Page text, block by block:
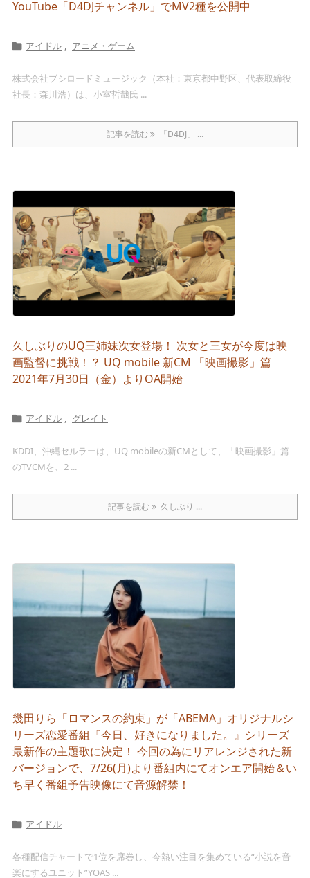
YouTube「D4DJチャンネル」でMV2種を公開中
 アイドル , アニメ・ゲーム
株式会社ブシロードミュージック（本社：東京都中野区、代表取締役
社長：森川浩）は、小室哲哉氏 ...
記事を読む 「D4DJ」 ...
久しぶりのUQ三姉妹次女登場！ 次女と三女が今度は映
画監督に挑戦！？ UQ mobile 新CM 「映画撮影」篇
2021年7月30日（金）よりOA開始
 アイドル , グレイト
KDDI、沖縄セルラーは、UQ mobileの新CMとして、「映画撮影」篇
のTVCMを、2 ...
記事を読む 久しぶり ...
幾田りら「ロマンスの約束」が「ABEMA」オリジナルシ
リーズ恋愛番組『今日、好きになりました。』シリーズ
最新作の主題歌に決定！ 今回の為にリアレンジされた新
バージョンで、7/26(月)より番組内にてオンエア開始＆い
ち早く番組予告映像にて音源解禁！
 アイドル
各種配信チャートで1位を席巻し、今熱い注目を集めている“小説を音
楽にするユニット”YOAS ...